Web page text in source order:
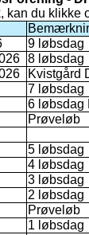
kan du klikke
9 løbsdag
8 løbsdag
Kvistgård
7 løbsdag
6 løbsdag
Prøveløb
5 løbsdag
4 løbsdag
3 løbsdag
2 løbsdag
Prøveløb
1 løbsdag